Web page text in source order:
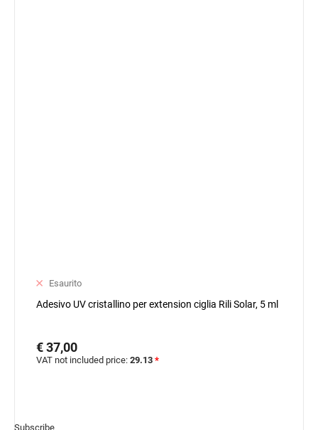
Esaurito
Adesivo UV cristallino per extension ciglia Rili Solar, 5 ml
€ 37,00
VAT not included price: 29.13 *
Subscribe